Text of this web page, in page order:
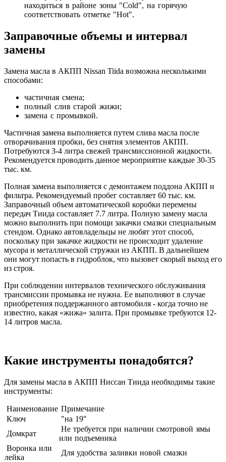
находиться в районе зоны "Cold", на горячую
соответствовать отметке "Hot".
Заправочные объемы и интервал
замены
Замена масла в АКПП Nissan Tiida возможна несколькими
способами:
частичная смена;
полный слив старой жижи;
замена с промывкой.
Частичная замена выполняется путем слива масла после
отворачивания пробки, без снятия элементов АКПП.
Потребуются 3-4 литра свежей трансмиссионной жидкости.
Рекомендуется проводить данное мероприятие каждые 30-35
тыс. км.
Полная замена выполняется с демонтажем поддона АКПП и
фильтра. Рекомендуемый пробег составляет 60 тыс. км.
Заправочный объем автоматической коробки перемены
передач Тиида составляет 7.7 литра. Полную замену масла
можно выполнить при помощи закачки смазки специальным
стендом. Однако автовладельцы не любят этот способ,
поскольку при закачке жидкости не происходит удаление
мусора и металлической стружки из АКПП. В дальнейшем
они могут попасть в гидроблок, что вызовет скорый выход его
из строя.
При соблюдении интервалов технического обслуживания
трансмиссии промывка не нужна. Ее выполняют в случае
приобретения поддержанного автомобиля - когда точно не
известно, какая «жижа» залита. При промывке требуются 12-
14 литров масла.
Какие инструменты понадобятся?
Для замены масла в АКПП Ниссан Тиида необходимы такие
инструменты:
Наименование Примечание
Ключ
"на 19"
Домкрат
Не требуется при наличии смотровой ямы
или подъемника
Воронка или
лейка
Для удобства заливки новой смазки